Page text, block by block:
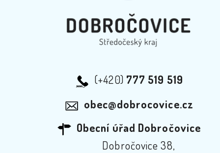
(+420) 777 519 519
obec@dobrocovice.cz
Obecní úřad Dobročovice
Dobročovice 38,